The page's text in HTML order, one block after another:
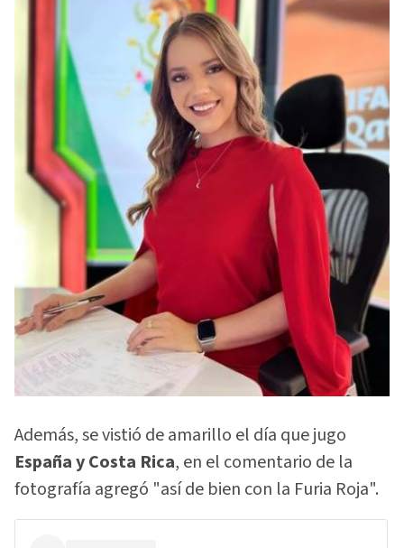
Además, se vistió de amarillo el día que jugo
España y Costa Rica, en el comentario de la
fotografía agregó "así de bien con la Furia Roja".